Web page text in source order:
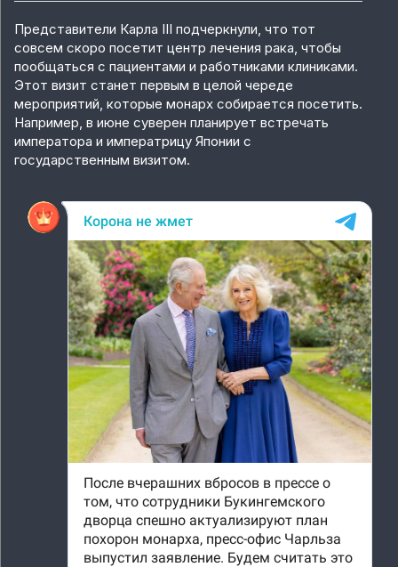
Представители Карла III подчеркнули, что тот
совсем скоро посетит центр лечения рака, чтобы
пообщаться с пациентами и работниками клиниками.
Этот визит станет первым в целой череде
мероприятий, которые монарх собирается посетить.
Например, в июне суверен планирует встречать
императора и императрицу Японии с
государственным визитом.